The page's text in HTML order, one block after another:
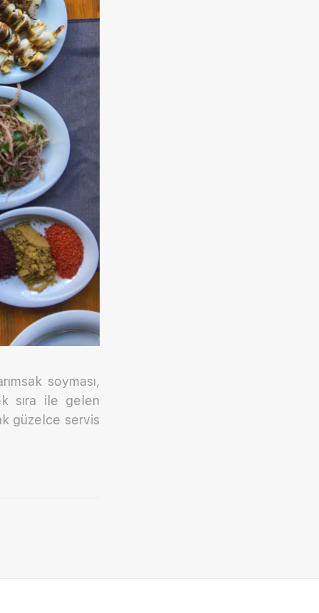
soyması,
sıra ile gelen
güzelce servis